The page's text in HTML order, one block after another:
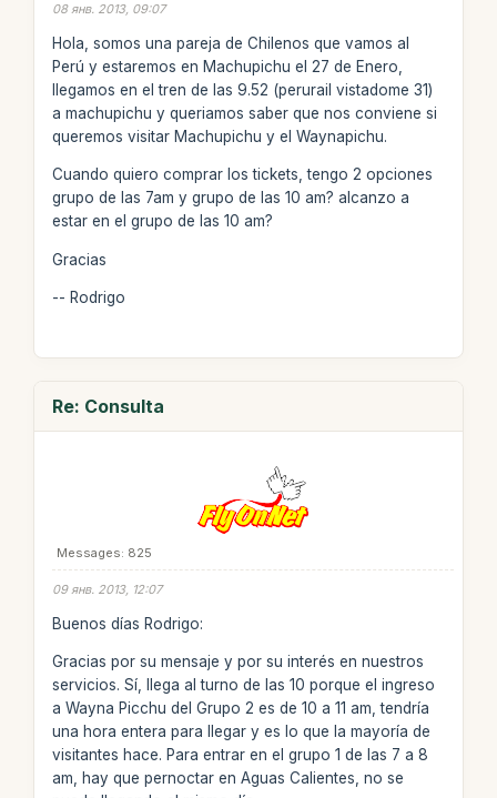
08 янв. 2013, 09:07
Hola, somos una pareja de Chilenos que vamos al
Perú y estaremos en Machupichu el 27 de Enero,
llegamos en el tren de las 9.52 (perurail vistadome 31)
a machupichu y queriamos saber que nos conviene si
queremos visitar Machupichu y el Waynapichu.
Cuando quiero comprar los tickets, tengo 2 opciones
grupo de las 7am y grupo de las 10 am? alcanzo a
estar en el grupo de las 10 am?
Gracias
-- Rodrigo
Re: Consulta
Messages: 825
09 янв. 2013, 12:07
Buenos días Rodrigo:
Gracias por su mensaje y por su interés en nuestros
servicios. Sí, llega al turno de las 10 porque el ingreso
a Wayna Picchu del Grupo 2 es de 10 a 11 am, tendría
una hora entera para llegar y es lo que la mayoría de
visitantes hace. Para entrar en el grupo 1 de las 7 a 8
am, hay que pernoctar en Aguas Calientes, no se